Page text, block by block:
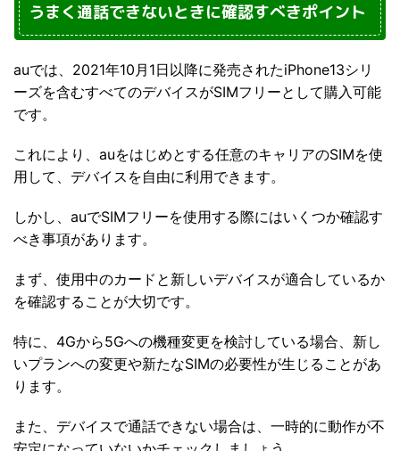
うまく通話できないときに確認すべきポイント
auでは、2021年10月1日以降に発売されたiPhone13シリ
ーズを含むすべてのデバイスがSIMフリーとして購入可能
です。
これにより、auをはじめとする任意のキャリアのSIMを使
用して、デバイスを自由に利用できます。
しかし、auでSIMフリーを使用する際にはいくつか確認す
べき事項があります。
まず、使用中のカードと新しいデバイスが適合しているか
を確認することが大切です。
特に、4Gから5Gへの機種変更を検討している場合、新し
いプランへの変更や新たなSIMの必要性が生じることがあ
ります。
また、デバイスで通話できない場合は、一時的に動作が不